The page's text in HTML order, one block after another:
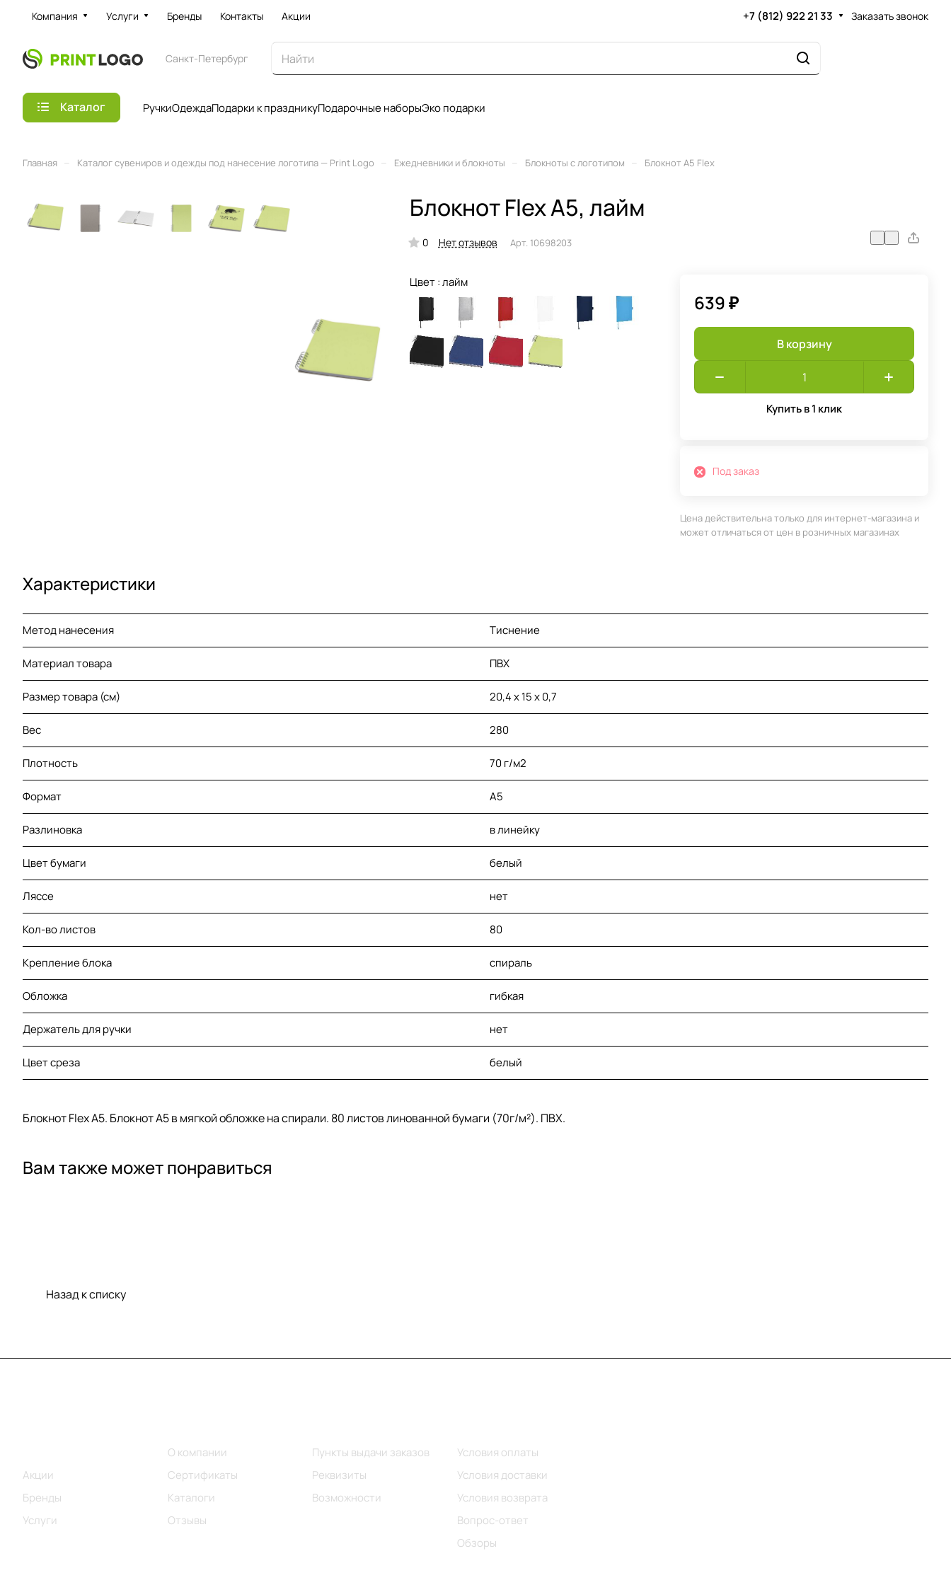
Компания Услуги Бренды Контакты Акции +7 (812) 922 21 33 Заказать звонок
Санкт-Петербург
Каталог РучкиОдеждаПодарки к праздникуПодарочные наборыЭко подарки
Главная Каталог сувениров и одежды под нанесение логотипа — Print Logo Ежедневники и блокноты Блокноты с логотипом Блокнот А5 Flex
Блокнот Flex А5, лайм
0 Нет отзывов Арт. 10698203
Цвет :лайм
639 ₽
В корзину
Купить в 1 клик
Под заказ
Цена действительна только для интернет-магазина и
может отличаться от цен в розничных магазинах
Характеристики
Метод нанесения Тиснение
Материал товара ПВХ
Размер товара (см) 20,4 х 15 х 0,7
Вес 280
Плотность 70 г/м2
Формат A5
Разлиновка в линейку
Цвет бумаги белый
Ляссе нет
Кол-во листов 80
Крепление блока спираль
Обложка гибкая
Держатель для ручки нет
Цвет среза белый
Блокнот Flex А5. Блокнот А5 в мягкой обложке на спирали. 80 листов линованной бумаги (70г/м²). ПВХ.
Вам также может понравиться
Назад к списку
Акции
Бренды
Услуги
О компании
Сертификаты
Каталоги
Отзывы
Пункты выдачи заказов
Реквизиты
Возможности
Условия оплаты
Условия доставки
Условия возврата
Вопрос-ответ
Обзоры